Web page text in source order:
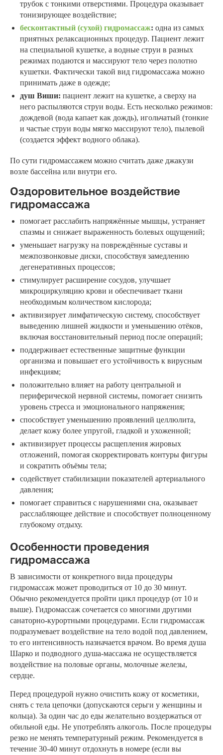
трубок с тонкими отверстиями. Процедура оказывает
тонизирующее воздействие;
бесконтактный (сухой) гидромассаж: одна из самых
приятных релаксационных процедур. Пациент лежит
на специальной кушетке, а водные струи в разных
режимах подаются и массируют тело через полотно
кушетки. Фактически такой вид гидромассажа можно
принимать даже в одежде;
душ Виши: пациент лежит на кушетке, а сверху на
него распыляются струи воды. Есть несколько режимов:
дождевой (вода капает как дождь), игольчатый (тонкие
и частые струи воды мягко массируют тело), пылевой
(создается эффект водного облака).
По сути гидромассажем можно считать даже джакузи
возле бассейна или внутри его.
Оздоровительное воздействие
гидромассажа
помогает расслабить напряжённые мышцы, устраняет
спазмы и снижает выраженность болевых ощущений;
уменьшает нагрузку на повреждённые суставы и
межпозвонковые диски, способствуя замедлению
дегенеративных процессов;
стимулирует расширение сосудов, улучшает
микроциркуляцию крови и обеспечивает ткани
необходимым количеством кислорода;
активизирует лимфатическую систему, способствует
выведению лишней жидкости и уменьшению отёков,
включая восстановительный период после операций;
поддерживает естественные защитные функции
организма и повышает его устойчивость к вирусным
инфекциям;
положительно влияет на работу центральной и
периферической нервной системы, помогает снизить
уровень стресса и эмоционального напряжения;
способствует уменьшению проявлений целлюлита,
делает кожу более упругой, гладкой и ухоженной;
активизирует процессы расщепления жировых
отложений, помогая скорректировать контуры фигуры
и сократить объёмы тела;
содействует стабилизации показателей артериального
давления;
помогает справиться с нарушениями сна, оказывает
расслабляющее действие и способствует полноценному
глубокому отдыху.
Особенности проведения
гидромассажа
В зависимости от конкретного вида процедуры
гидромассаж может проводиться от 10 до 30 минут.
Обычно рекомендуется пройти цикл процедур (от 10 и
выше). Гидромассаж сочетается со многими другими
санаторно-курортными процедурами. Если гидромассаж
подразумевает воздействие на тело водой под давлением,
то его интенсивность назначается врачом. Во время душа
Шарко и подводного душа-массажа не осуществляется
воздействие на половые органы, молочные железы,
сердце.
Перед процедурой нужно очистить кожу от косметики,
снять с тела цепочки (допускаются серьги у женщины и
кольца). За один час до еды желательно воздержаться от
обильной еды. Не употреблять алкоголь. После процедуры
резко не менять температурный режим. Рекомендуется в
течение 30-40 минут отдохнуть в номере (если вы